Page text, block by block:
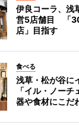
伊良コーラ、浅
営5店舗目 「
店」目指す
食べる
浅草・松が谷に
「イル・ノー
器や食材にこだ